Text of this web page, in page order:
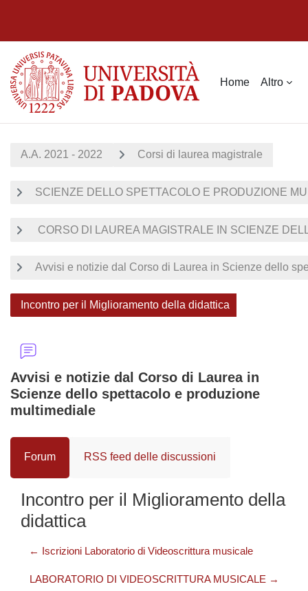
Home Altro
A.A. 2021 - 2022 Corsi di laurea magistrale
SCIENZE DELLO SPETTACOLO E PRODUZIONE
CORSO DI LAUREA MAGISTRALE IN SCIENZE
Avvisi e notizie dal Corso di Laurea in Scienze dello
Incontro per il Miglioramento della didattica
Avvisi e notizie dal Corso di Laurea in
Scienze dello spettacolo e produzione
multimediale
Forum RSS feed delle discussioni
Incontro per il Miglioramento della
didattica
← Iscrizioni Laboratorio di Videoscrittura musicale
LABORATORIO DI VIDEOSCRITTURA MUSICALE →